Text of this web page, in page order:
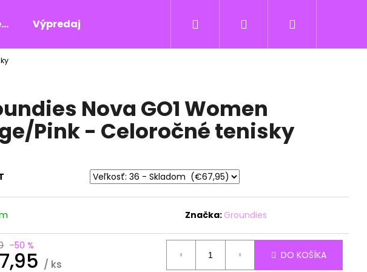
Výpredaj Hľadať Prihlásenie
Nova GO1 Women
Pink - Celoročné tenisky
Značka: Groundies
–50 %
/ ks
DO KOŠÍKA
HĽADAŤ